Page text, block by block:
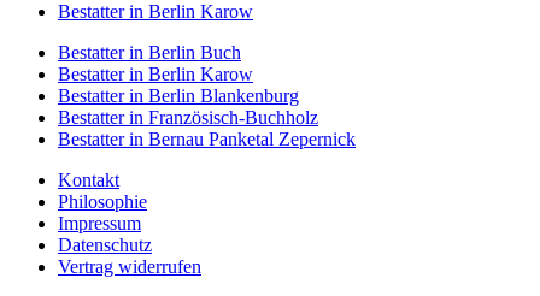
Bestatter in Berlin Karow
Bestatter in Berlin Buch
Bestatter in Berlin Karow
Bestatter in Berlin Blankenburg
Bestatter in Französisch-Buchholz
Bestatter in Bernau Panketal Zepernick
Kontakt
Philosophie
Impressum
Datenschutz
Vertrag widerrufen